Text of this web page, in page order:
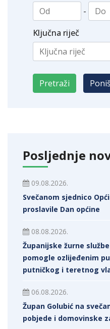
-
Ključna riječ
Posljednje
09.08.2026.
Svečanom sjednico
proslavile Dan općine
08.08.2026.
Županijske žurne
pomogle ozlijeđenim
putničkog i teretnog
06.08.2026.
Župan Golubić na
pobjede i domovinske